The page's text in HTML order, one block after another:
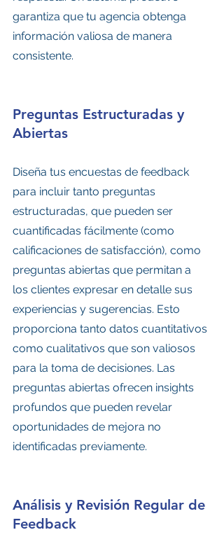
garantiza que tu agencia obtenga
información valiosa de manera
consistente.
Preguntas Estructuradas y
Abiertas
Diseña tus encuestas de feedback
para incluir tanto preguntas
estructuradas, que pueden ser
cuantificadas fácilmente (como
calificaciones de satisfacción), como
preguntas abiertas que permitan a
los clientes expresar en detalle sus
experiencias y sugerencias. Esto
proporciona tanto datos cuantitativos
como cualitativos que son valiosos
para la toma de decisiones. Las
preguntas abiertas ofrecen insights
profundos que pueden revelar
oportunidades de mejora no
identificadas previamente.
Análisis y Revisión Regular de
Feedback